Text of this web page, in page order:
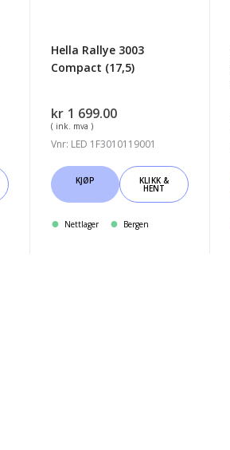
Hella Rallye 3003
Compact (17,5)
kr 1 699.00
( ink. mva )
Vnr: LED 1F3010119001
KJØP KLIKK &
HENT
Nettlager Bergen